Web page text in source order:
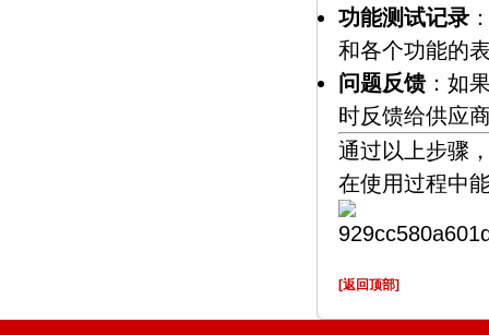
功能测试记录
和各个功能的
问题反馈：如
时反馈给供应
通过以上步骤
在使用过程中
[返回顶部]